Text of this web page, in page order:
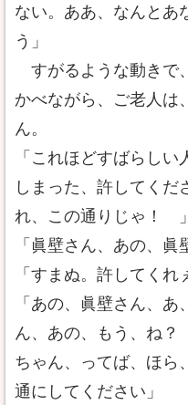
ない。ああ、なんとあ
う」
すがるような動きで
かべながら、ご老人は
ん。
「これほどすばらし
しまった、許してくだ
れ、この通りじゃ！ 」
「眞壁さん、あの、
「すまぬ。許してくれ
「あの、眞壁さん、
ん、あの、もう、ね
ちゃん、ってば、ほら
通にしてください」